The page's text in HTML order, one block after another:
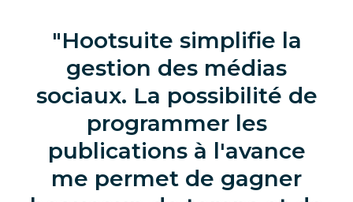
Hootsuite simplifie la
gestion des médias
sociaux. La possibilité de
programmer les
publications à l'avance
me permet de gagner